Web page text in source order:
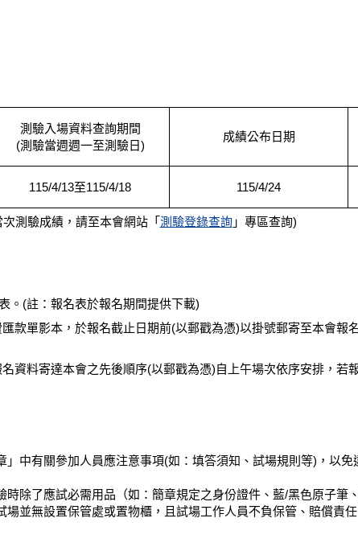
測驗入場資料查詢期間
(測驗當週週一至測驗日)
成績公布日期
115/4/13至115/4/18 115/4/24
測驗成績，請至本會網站「 測驗登錄查詢」專區查詢)
。(註：報名表於報名期間提供下載)
款單影本，於報名截止日期前(以郵戳為憑)以掛號郵寄至本會報
資料寄達本會之先後順序(以郵戳為憑)自上午場次依序安排，若
中有關參加人員應注意事項(如：填答須知、試場規則等)，以免
除了應試必需用品（如：簡章規定之身份證件、藍/黑色原子筆
並無設置保管處或置物櫃，且試場工作人員不負保管、賠償責